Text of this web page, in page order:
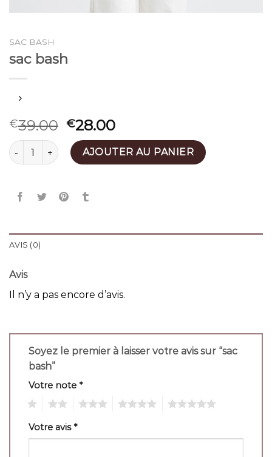
SAC BASH
sac bash
€39.00 €28.00
quantité de sac bashAJOUTER AU PANIER
AVIS (0)
Avis
Il n’y a pas encore d’avis.
Soyez le premier à laisser votre avis sur “sac
bash”
Votre note *
Votre avis*